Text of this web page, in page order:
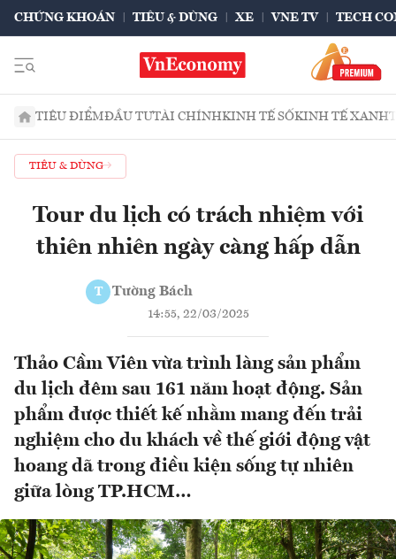
CHỨNG KHOÁN TIÊU & DÙNG XE VNE TV TECH
TIÊU ĐIỂMĐẦU TƯTÀI CHÍNHKINH TẾ SỐKINH TẾ XANH
TIÊU & DÙNG
Tour du lịch có trách nhiệm với
thiên nhiên ngày càng hấp dẫn
T Tường Bách
14:55, 22/03/2025
Thảo Cầm Viên vừa trình làng sản phẩm
du lịch đêm sau 161 năm hoạt động. Sản
phẩm được thiết kế nhằm mang đến trải
nghiệm cho du khách về thế giới động vật
hoang dã trong điều kiện sống tự nhiên
giữa lòng TP.HCM…